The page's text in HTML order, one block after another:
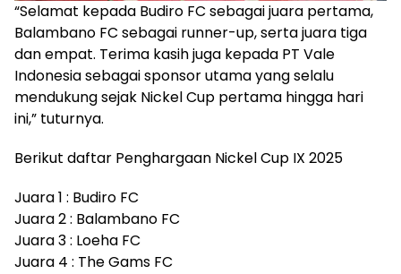
“Selamat kepada Budiro FC sebagai juara pertama,
Balambano FC sebagai runner-up, serta juara tiga
dan empat. Terima kasih juga kepada PT Vale
Indonesia sebagai sponsor utama yang selalu
mendukung sejak Nickel Cup pertama hingga hari
ini,” tuturnya.
Berikut daftar Penghargaan Nickel Cup IX 2025
Juara 1 : Budiro FC
Juara 2 : Balambano FC
Juara 3 : Loeha FC
Juara 4 : The Gams FC